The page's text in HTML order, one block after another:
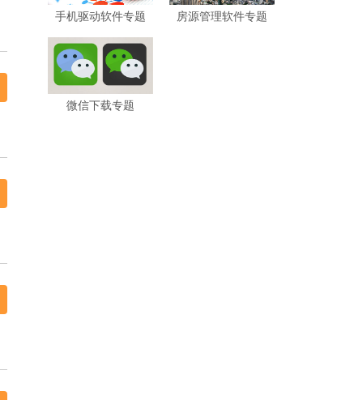
手机驱动软件专题 房源管理软件专题
微信下载专题